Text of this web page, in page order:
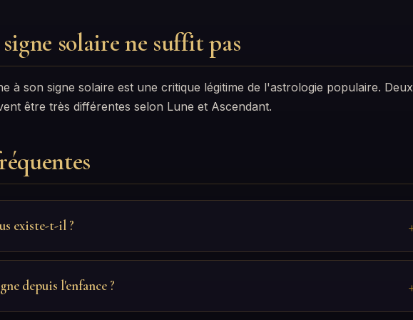
solaire ne suffit pas
à son signe solaire est une critique légitime de l'astrologie populaire. Deux
être très différentes selon Lune et Ascendant.
existe-t-il ?
depuis l'enfance ?